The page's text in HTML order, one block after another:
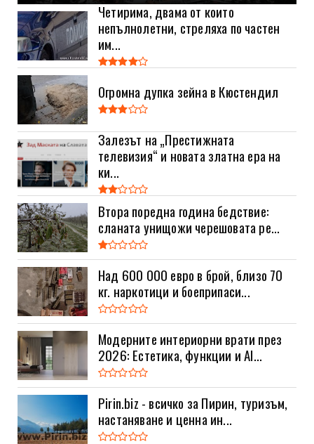
Четирима, двама от които
непълнолетни, стреляха по частен
им...
Огромна дупка зейна в Кюстендил
Залезът на „Престижната
телевизия“ и новата златна ера на
ки...
Втора поредна година бедствие:
сланата унищожи черешовата ре...
Над 600 000 евро в брой, близо 70
кг. наркотици и боеприпаси...
Модерните интериорни врати през
2026: Естетика, функции и AI...
Pirin.biz - всичко за Пирин, туризъм,
настаняване и ценна ин...